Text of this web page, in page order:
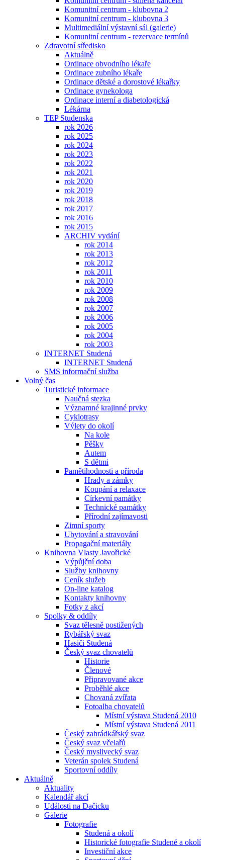
Komunitní centrum - klubovna 2
Komunitní centrum - klubovna 3
Multimediální výstavní sál (galerie)
Komunitní centrum - rezervace termínů
Zdravotní středisko
Aktuálně
Ordinace obvodního lékaře
Ordinace zubního lékaře
Ordinace dětské a dorostové lékařky
Ordinace gynekologa
Ordinace interní a diabetologická
Lékárna
TEP Studenska
rok 2026
rok 2025
rok 2024
rok 2023
rok 2022
rok 2021
rok 2020
rok 2019
rok 2018
rok 2017
rok 2016
rok 2015
ARCHIV vydání
rok 2014
rok 2013
rok 2012
rok 2011
rok 2010
rok 2009
rok 2008
rok 2007
rok 2006
rok 2005
rok 2004
rok 2003
INTERNET Studená
INTERNET Studená
SMS informační služba
Volný čas
Turistické informace
Naučná stezka
Významné krajinné prvky
Cyklotrasy
Výlety do okolí
Na kole
Pěšky
Autem
S dětmi
Pamětihodnosti a příroda
Hrady a zámky
Koupání a relaxace
Církevní památky
Technické památky
Přírodní zajímavosti
Zimní sporty
Ubytování a stravování
Propagační materiály
Knihovna Vlasty Javořické
Výpůjční doba
Služby knihovny
Ceník služeb
On-line katalog
Kontakty knihovny
Fotky z akcí
Spolky & oddíly
Svaz tělesně postižených
Rybářský svaz
Hasiči Studená
Český svaz chovatelů
Historie
Členové
Připravované akce
Proběhlé akce
Chovaná zvířata
Fotoalba chovatelů
Místní výstava Studená 2010
Místní výstava Studená 2011
Český zahrádkářský svaz
Český svaz včelařů
Český myslivecký svaz
Veterán spolek Studená
Sportovní oddíly
Aktuálně
Aktuality
Kalendář akcí
Události na Dačicku
Galerie
Fotografie
Studená a okolí
Historické fotografie Studené a okolí
Investiční akce